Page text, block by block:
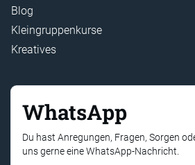
Blog
Kleingruppenkurse
Kreatives
WhatsApp
Du hast Anregungen, Fragen, Sorgen
uns gerne eine WhatsApp-Nachricht.